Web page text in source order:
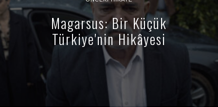
Magarsus: Bir Küçük
Türkiye'nin Hikâyesi